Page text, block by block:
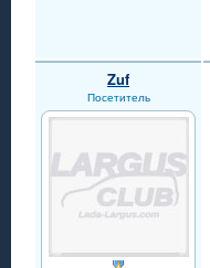
Zuf
Посетитель